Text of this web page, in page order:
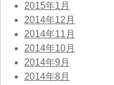
2015年1月
2014年12月
2014年11月
2014年10月
2014年9月
2014年8月